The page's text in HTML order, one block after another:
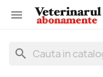

search